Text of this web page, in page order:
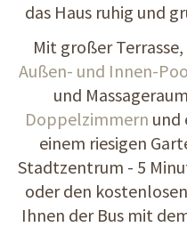
das Haus ruhig und
Mit großer
Außen- und Innen-
und
Doppelzimmern und
einem riesigen
Stadtzentrum - 5
oder den
Ihnen der Bus mit